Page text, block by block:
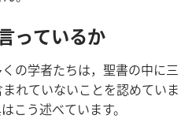
っているか
の学者たちは，聖書の中に三
れていないことを認めていま
こう述べています。